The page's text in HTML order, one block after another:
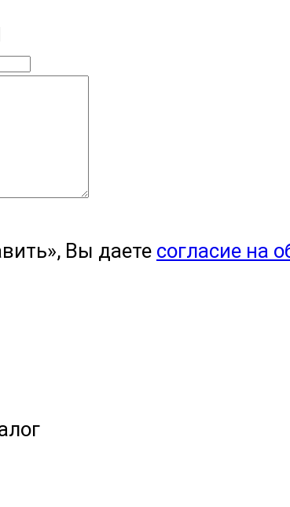
Вы даете согласие на